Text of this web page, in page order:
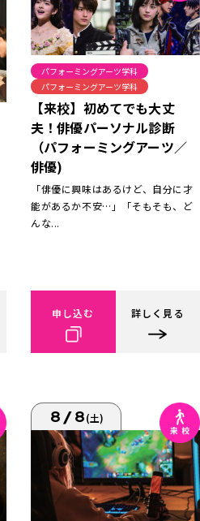
パフォーミングアーツ学科
パフォーミングアーツ学科
【来校】初めてでも大丈
夫！俳優パーソナル診断
（パフォーミングアーツ／
俳優)
「俳優に興味はあるけど、自分に才
能があるか不安…」「そもそも、ど
んな...
申し込む 詳しく見る
8/8(土)